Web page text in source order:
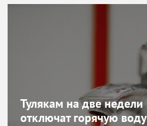
Тулякам на две недели
отключат горячую воду